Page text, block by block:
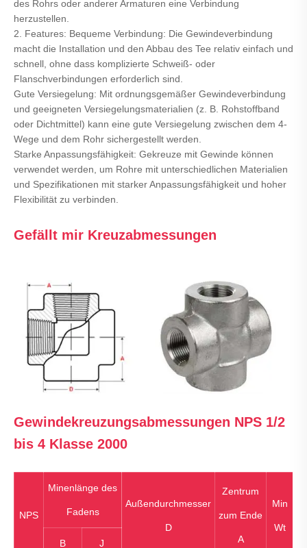
des Rohrs oder anderer Armaturen eine Verbindung
herzustellen.
2. Features: Bequeme Verbindung: Die Gewindeverbindung
macht die Installation und den Abbau des Tee relativ einfach und
schnell, ohne dass komplizierte Schweiß- oder
Flanschverbindungen erforderlich sind.
Gute Versiegelung: Mit ordnungsgemäßer Gewindeverbindung
und geeigneten Versiegelungsmaterialien (z. B. Rohstoffband
oder Dichtmittel) kann eine gute Versiegelung zwischen dem 4-
Wege und dem Rohr sichergestellt werden.
Starke Anpassungsfähigkeit: Gekreuze mit Gewinde können
verwendet werden, um Rohre mit unterschiedlichen Materialien
und Spezifikationen mit starker Anpassungsfähigkeit und hoher
Flexibilität zu verbinden.
Gefällt mir Kreuzabmessungen
Gewindekreuzungsabmessungen NPS 1/2
bis 4 Klasse 2000
NPS
Minenlänge des
Fadens
Außendurchmesser
D
Zentrum
zum Ende
A
Min
Wt
B
J